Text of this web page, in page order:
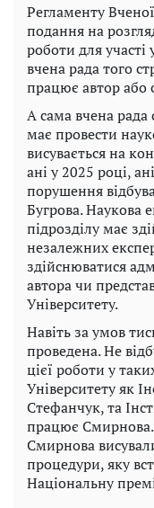
Регламенту
подання на
роботи для участі
вчена рада того
працює автор або
А сама вчена рада
має провести
висувається на
ані у 2025 році,
порушення
Бугрова. Наукова
підрозділу має
незалежних
здійснюватися
автора чи
Університету.
Навіть за умов
проведена. Не
цієї роботи у
Університету як
Стефанчук, та
працює Смирнова.
Смирнова
процедури, яку
Національну